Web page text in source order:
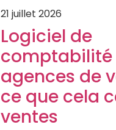
21 juillet 2026
Logiciel de
comptabilité
agences de
ce que cela
ventes